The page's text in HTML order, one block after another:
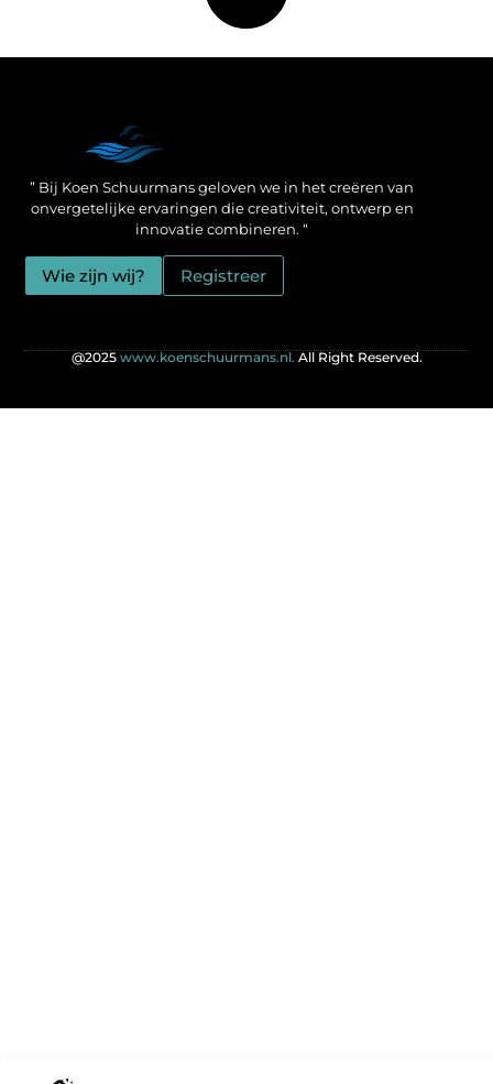
” Bij Koen Schuurmans geloven we in het creëren van
onvergetelijke ervaringen die creativiteit, ontwerp en
innovatie combineren. “
Wie zijn wij? Registreer
@2025www.koenschuurmans.nl.All Right Reserved.